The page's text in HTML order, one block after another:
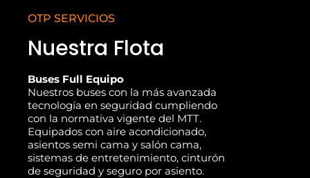
OTP SERVICIOS
Nuestra Flota
Buses Full Equipo
Nuestros buses con la más avanzada
tecnología en seguridad cumpliendo
con la normativa vigente del MTT.
Equipados con aire acondicionado,
asientos semi cama y salón cama,
sistemas de entretenimiento, cinturón
de seguridad y seguro por asiento.